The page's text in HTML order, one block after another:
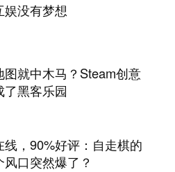
娱没有梦想
图就中木马？Steam创意
了黑客乐园
线，90%好评：自走棋的
风口突然爆了？